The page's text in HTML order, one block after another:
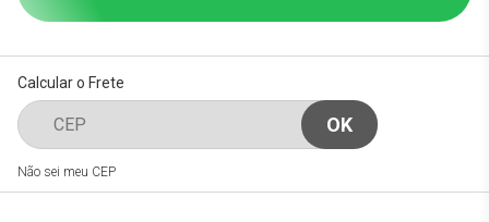
Calcular o Frete
Não sei meu CEP